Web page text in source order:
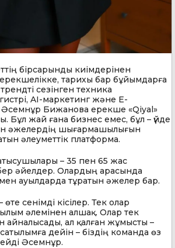
бірсарынды киімдерінен
тарихы бар бұйымдарға
сезінген техника
AI-маркетинг және E-
Бижанова ерекше «Qiyal»
Бұл жай ғана бизнес емес, бұл – үйде
әжелердің шығармашылығын
әлеуметтік платформа.
– 35 пен 65 жас
әйелдер. Олардың арасында
ауылдарда тұратын әжелер бар.
сенімді кісілер. Тек олар
әлемінен алшақ. Олар тек
ал қалған жұмысты –
дейін – біздің команда өз
Әсемнұр.